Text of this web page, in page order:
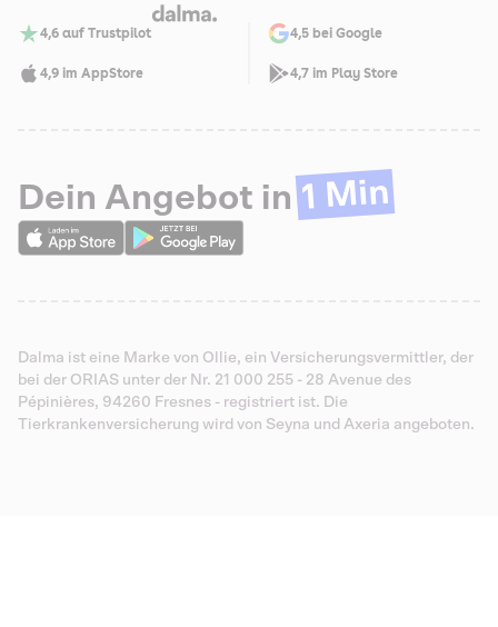
4,6 auf Trustpilot 4,5 bei Google
4,9 im AppStore 4,7 im Play Store
Dein Angebot in 1 Min
Dalma ist eine Marke von Ollie, ein Versicherungsvermittler, der
bei der ORIAS unter der Nr. 21 000 255 - 28 Avenue des
Pépinières, 94260 Fresnes - registriert ist. Die
Tierkrankenversicherung wird von Seyna und Axeria angeboten.